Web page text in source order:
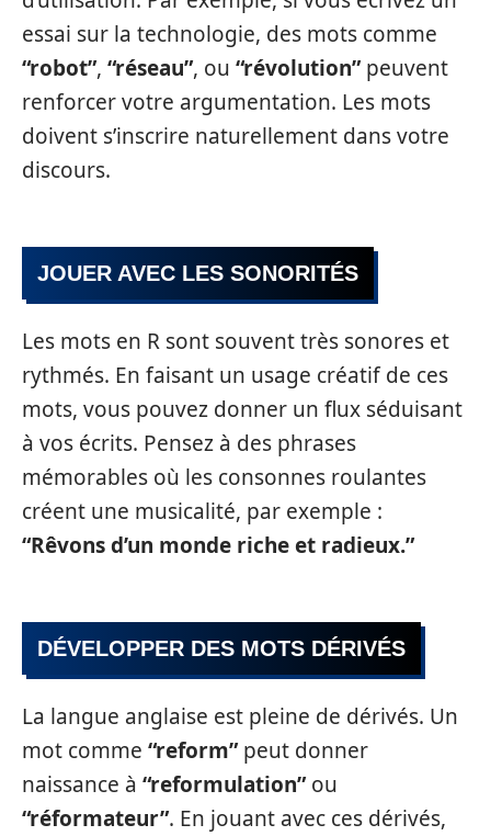
essai sur la technologie, des mots comme
“robot”, “réseau”, ou “révolution”peuvent
renforcer votre argumentation. Les mots
doivent s’inscrire naturellement dans votre
discours.
JOUER AVEC LES SONORITÉS
Les mots en R sont souvent très sonores et
rythmés. En faisant un usage créatif de ces
mots, vous pouvez donner un flux séduisant
à vos écrits. Pensez à des phrases
mémorables où les consonnes roulantes
créent une musicalité, par exemple :
“Rêvons d’un monde riche et radieux.”
DÉVELOPPER DES MOTS DÉRIVÉS
La langue anglaise est pleine de dérivés. Un
mot comme “reform”peut donner
naissance à “reformulation”ou
“réformateur”. En jouant avec ces dérivés,